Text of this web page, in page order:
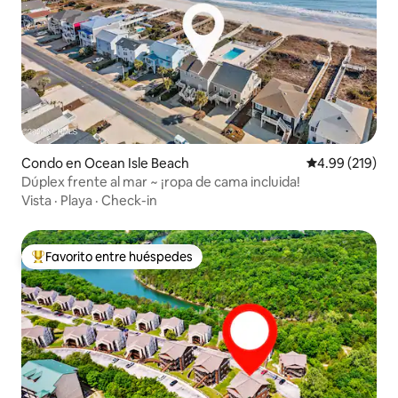
Condo en Ocean Isle Beach Calificación
4.99 (219)
Dúplex frente al mar ~ ¡ropa de cama incluida!
Vista · Playa · Check-in
Favorito entre huéspedes preferido
Favorito entre huéspedes